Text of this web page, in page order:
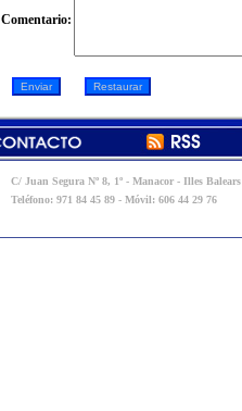
Comentario:
C/ Juan Segura Nº 8, 1º - Manacor - Illes Balears
Teléfono: 971 84 45 89 - Móvil: 606 44 29 76